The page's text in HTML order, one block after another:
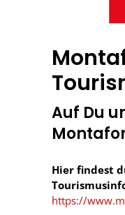
Auf Du
Hier findest
https://